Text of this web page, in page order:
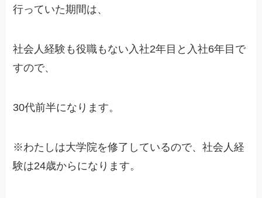
行っていた期間は、
社会人経験も役職もない入社2年目と入社6年目で
すので、
30代前半になります。
※わたしは大学院を修了しているので、社会人経
験は24歳からになります。